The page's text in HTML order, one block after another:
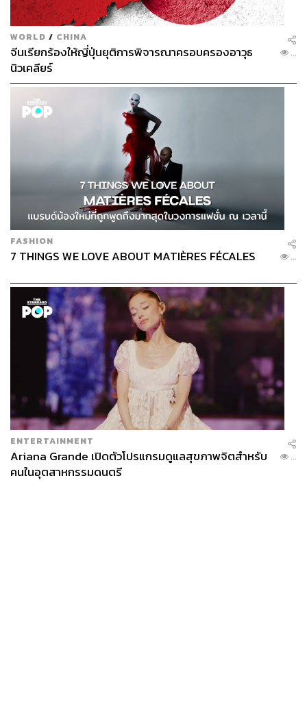
CIMBweBOND สะท้อนอีกมิติของการดูแลนักลงทุนหุ้น
กู้ ผ่านประสบการณ์ที่เชื่อมทั้งโอกาสการลงทุนและ
สิทธิประโยชน์ด้านไลฟ์สไตล์เข้าด้วยกัน ทำให้การเป็น
นักลงทุนไม่ได้ถูกมองแค่ในมุมของการถือสินทรัพย์ แต่
ยังเชื่อมกับประสบการณ์และการดูแลในแบบที่แตกต่าง
ออกไป
ทั้ง 3 เสาหลักนี้ทำหน้าที่เหมือนการแปลสารของหนังโฆษณา
ให้เป็นรูปธรรมมากขึ้น หากหนังตั้งคำถามว่า “โลกความ
มั่งคั่งของคุณคืออะไร” บริการเหล่านี้ก็คือวิธีที่ ธนาคาร ซีไอ
เอ็มบี ไทย พยายามช่วยให้โลกใบนั้นถูกจัดวาง ดูแล และ
เติบโตไปในทิศทางที่เหมาะกับโลกแต่ละคนมากที่สุด
ชมหนังโฆษณาและสำรวจโลกความมั่งคั่งในแบบคุณไป
กับ ธนาคาร ซีไอเอ็มบี ไทย
WORLD / CHINA
จีนเรียกร้องให้ญี่ปุ่นยุติการพิจารณาครอบครองอาวุธ
นิวเคลียร์
...
FASHION
7 THINGS WE LOVE ABOUT MATIÈRES FÉCALES ...
ENTERTAINMENT
Ariana Grande เปิดตัวโปรแกรมดูแลสุขภาพจิตสำหรับ
คนในอุตสาหกรรมดนตรี
...